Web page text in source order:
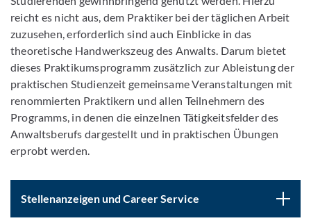
reicht es nicht aus, dem Praktiker bei der täglichen Arbeit
zuzusehen, erforderlich sind auch Einblicke in das
theoretische Handwerkszeug des Anwalts. Darum bietet
dieses Praktikumsprogramm zusätzlich zur Ableistung der
praktischen Studienzeit gemeinsame Veranstaltungen mit
renommierten Praktikern und allen Teilnehmern des
Programms, in denen die einzelnen Tätigkeitsfelder des
Anwaltsberufs dargestellt und in praktischen Übungen
erprobt werden.
Stellenanzeigen und Career Service